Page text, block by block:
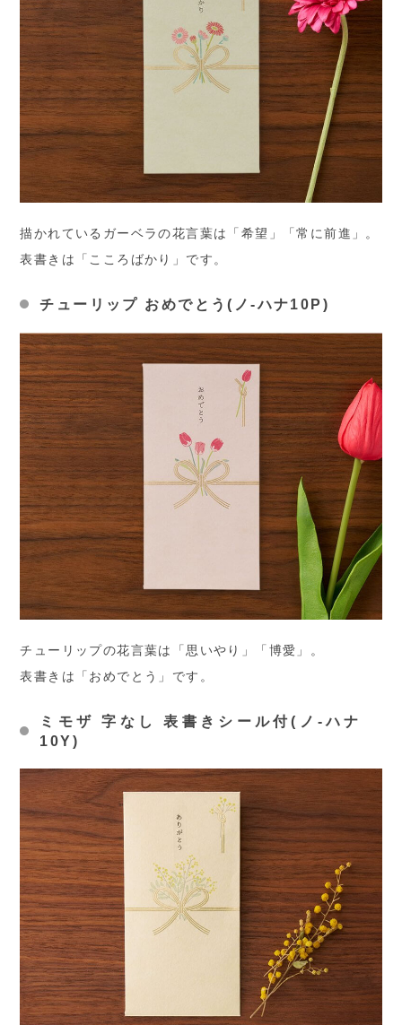
描かれているガーベラの花言葉は「希望」「常に前進」。
表書きは「こころばかり」です。
チューリップ おめでとう(ノ-ハナ10P)
チューリップの花言葉は「思いやり」「博愛」。
表書きは「おめでとう」です。
ミモザ 字なし 表書きシール付(ノ-ハナ
10Y)